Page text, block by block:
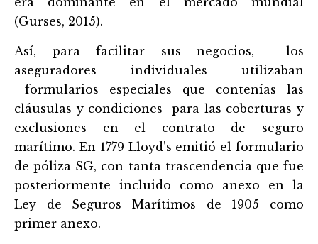
(Gurses, 2015).
Así, para facilitar sus negocios, los
aseguradores individuales utilizaban
formularios especiales que contenías las
cláusulas y condiciones para las coberturas y
exclusiones en el contrato de seguro
marítimo. En 1779 Lloyd’s emitió el formulario
de póliza SG, con tanta trascendencia que fue
posteriormente incluido como anexo en la
Ley de Seguros Marítimos de 1905 como
primer anexo.